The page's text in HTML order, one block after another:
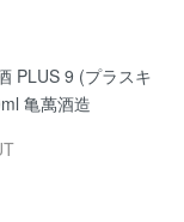
PLUS 9 (プラスキ
亀萬酒造